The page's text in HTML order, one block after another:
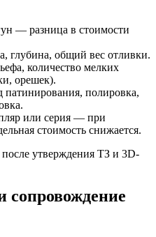
— разница в стоимости
глубина, общий вес отливки.
количество мелких
орешек).
полировка,
или серия — при
стоимость снижается.
после утверждения ТЗ и 3D-
сопровождение